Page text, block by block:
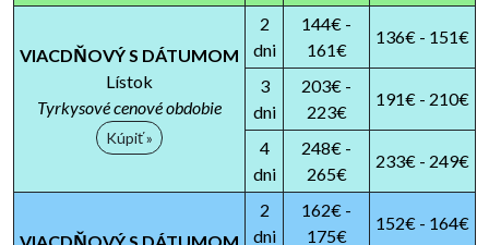
VIACDŇOVÝ S DÁTUMOM
Lístok
Tyrkysové cenové obdobie
Kúpiť »
2
dni
144€ -
161€
136€ - 151€
3
dni
203€ -
223€
191€ - 210€
4
dni
248€ -
265€
233€ - 249€
2
dni
162€ -
175€
152€ - 164€